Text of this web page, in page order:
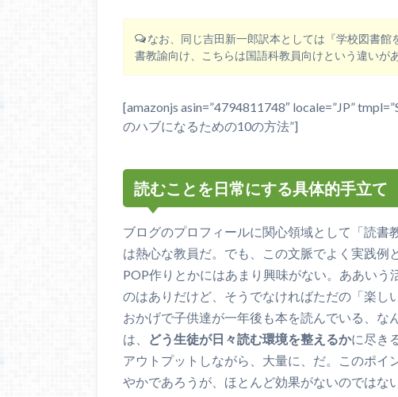
なお、同じ吉田新一郎訳本としては『学校図書
書教諭向け、こちらは国語科教員向けという違いが
[amazonjs asin=”4794811748″ locale=”JP”
のハブになるための10の方法”]
読むことを日常にする具体的手立て
ブログのプロフィールに関心領域として「読書
は熱心な教員だ。でも、この文脈でよく実践例
POP作りとかにはあまり興味がない。ああい
のはありだけど、そうでなければただの「楽し
おかげで子供達が一年後も本を読んでいる、な
は、
どう生徒が日々読む環境を整えるかに尽き
アウトプットしながら、大量に、だ。このポイ
やかであろうが、ほとんど効果がないのではない